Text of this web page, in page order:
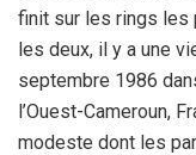
finit sur les rings les
les deux, il y a une
septembre 1986
l’Ouest-Cameroun,
modeste dont les